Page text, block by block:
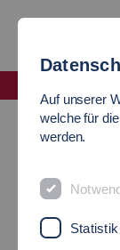
Auf einen
Auf unserer
welche für
werden.
Statistik